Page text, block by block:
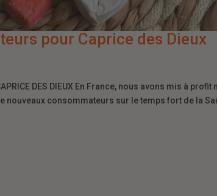
pour Caprice des Dieux
DES DIEUX En France, nous avons mis à
nouveaux consommateurs sur le temps fort de la